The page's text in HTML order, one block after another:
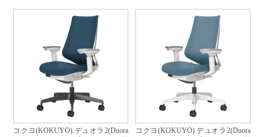
コクヨ(KOKUYO) デュオラ2(Duora
コクヨ(KOKUYO) デュオラ2(Duora